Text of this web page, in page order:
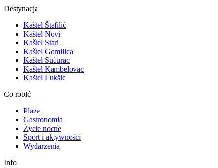
Destynacja
Kaštel Štafilić
Kaštel Novi
Kaštel Stari
Kaštel Gomilica
Kaštel Sućurac
Kaštel Kambelovac
Kaštel Lukšić
Co robić
Plaże
Gastronomia
Życie nocne
Sport i aktywności
Wydarzenia
Info